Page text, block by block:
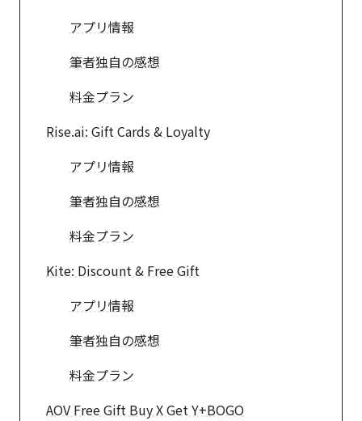
アプリ情報
筆者独自の感想
料金プラン
Rise.ai: Gift Cards & Loyalty
アプリ情報
筆者独自の感想
料金プラン
Kite: Discount & Free Gift
アプリ情報
筆者独自の感想
料金プラン
AOV Free Gift Buy X Get Y+BOGO